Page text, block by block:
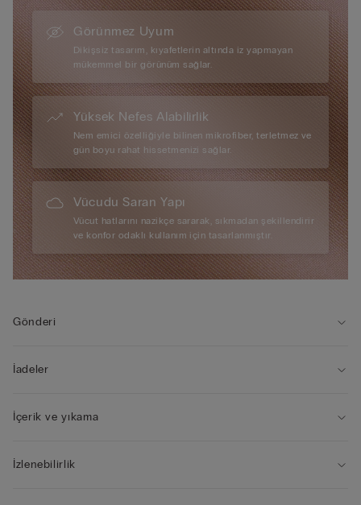
Görünmez Uyum
Dikişsiz tasarım, kıyafetlerin altında iz yapmayan
mükemmel bir görünüm sağlar.
Yüksek Nefes Alabilirlik
Nem emici özelliğiyle bilinen mikrofiber, terletmez ve
gün boyu rahat hissetmenizi sağlar.
Vücudu Saran Yapı
Vücut hatlarını nazikçe sararak, sıkmadan şekillendirir
ve konfor odaklı kullanım için tasarlanmıştır.
Gönderi
İadeler
İçerik ve yıkama
İzlenebilirlik